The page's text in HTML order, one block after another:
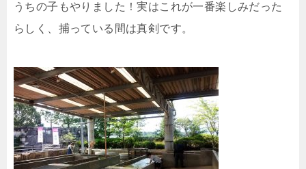
うちの子もやりました！実はこれが一番楽しみだった
らしく、捕っている間は真剣です。